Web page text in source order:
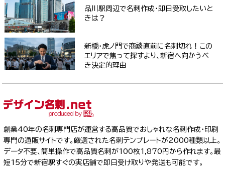
品川駅周辺で名刺作成・即日受取したいと
きは？
新橋・虎ノ門で商談直前に名刺切れ！この
エリアで焦って探すより、新宿へ向かうべ
き決定的理由
創業40年の名刺専門店が運営する高品質でおしゃれな名刺作成・印刷
専門の通販サイトです。厳選された名刺テンプレートが2000種類以上。
データ不要、簡単操作で高品質名刺が100枚1,870円から作れます。最
短15分で新宿駅すぐの実店舗で即日受け取りや発送も可能です。